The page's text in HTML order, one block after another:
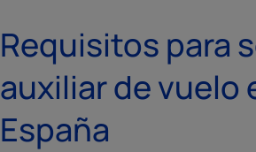
Requisitos para
auxiliar de vuelo
España